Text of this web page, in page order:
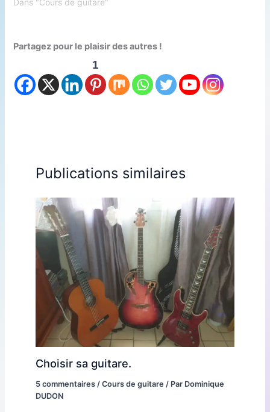
Dans "Cours de guitare"
Partagez pour le plaisir des autres !
1
Publications similaires
Choisir sa guitare.
5 commentaires / Cours de guitare / Par Dominique
DUDON